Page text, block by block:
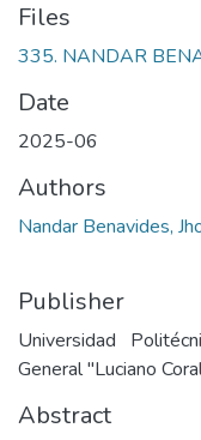
Files
335. NANDAR
Date
2025-06
Authors
Nandar Benavides,
Publisher
Universidad
General "Luciano
Abstract